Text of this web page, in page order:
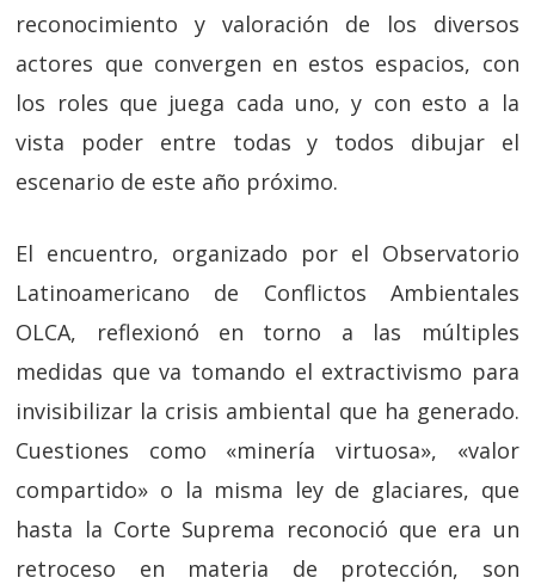
reconocimiento y valoración de los diversos
actores que convergen en estos espacios, con
los roles que juega cada uno, y con esto a la
vista poder entre todas y todos dibujar el
escenario de este año próximo.
El encuentro, organizado por el Observatorio
Latinoamericano de Conflictos Ambientales
OLCA, reflexionó en torno a las múltiples
medidas que va tomando el extractivismo para
invisibilizar la crisis ambiental que ha generado.
Cuestiones como «minería virtuosa», «valor
compartido» o la misma ley de glaciares, que
hasta la Corte Suprema reconoció que era un
retroceso en materia de protección, son